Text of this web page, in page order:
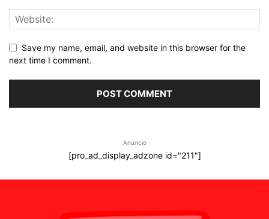
Save my name, email, and website in this browser for the
next time I comment.
Anúncio
[pro_ad_display_adzone id="211"]